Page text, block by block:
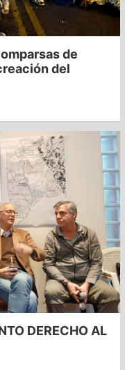
de
del
DERECHO AL